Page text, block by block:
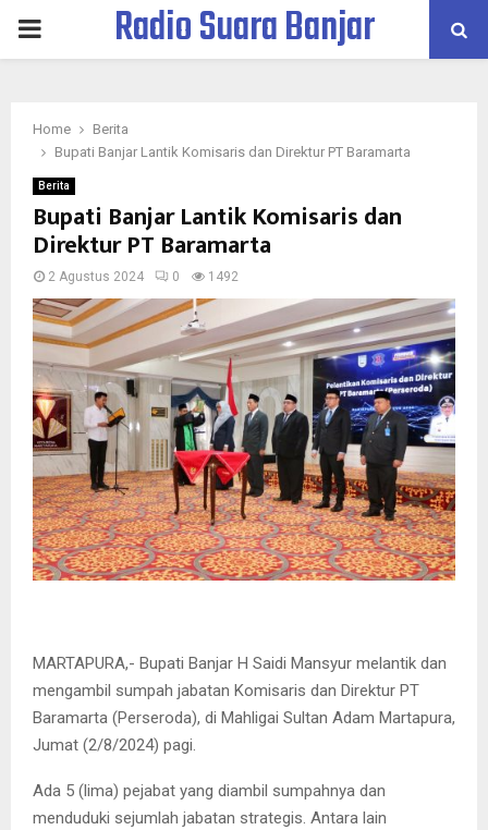
PRIMARYRadio Suara Banjar
Home
Berita
Bupati Banjar Lantik Komisaris dan Direktur PT Baramarta
Berita
Bupati Banjar Lantik Komisaris dan
Direktur PT Baramarta
2 Agustus 2024 0 1492
MARTAPURA,- Bupati Banjar H Saidi Mansyur melantik dan
mengambil sumpah jabatan Komisaris dan Direktur PT
Baramarta (Perseroda), di Mahligai Sultan Adam Martapura,
Jumat (2/8/2024) pagi.
Ada 5 (lima) pejabat yang diambil sumpahnya dan
menduduki sejumlah jabatan strategis. Antara lain